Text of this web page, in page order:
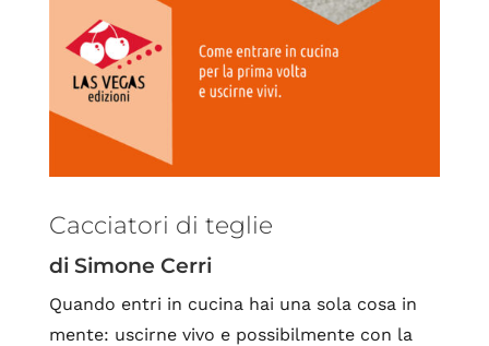
Cacciatori di teglie
di Simone Cerri
Quando entri in cucina hai una sola cosa in
mente: uscirne vivo e possibilmente con la